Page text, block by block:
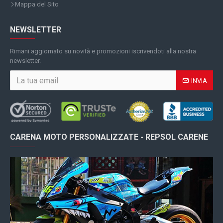
Mappa del Sito
NEWSLETTER
Rimani aggiornato su novità e promozioni iscrivendoti alla nostra
newsletter.
INVIA
CARENA MOTO PERSONALIZZATE - REPSOL CARENE